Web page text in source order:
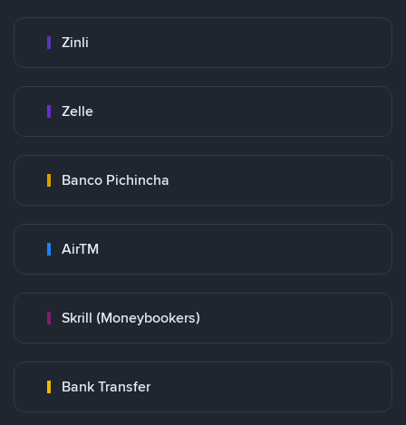
Zinli
Zelle
Banco Pichincha
AirTM
Skrill (Moneybookers)
Bank Transfer